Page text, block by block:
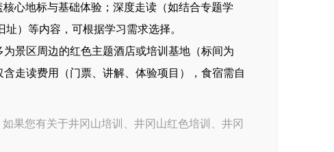
心地标与基础体验；深度走读（如结合专题学
）等内容，可根据学习需求选择。
景区周边的红色主题酒店或培训基地（标间为
含走读费用（门票、讲解、体验项目），食宿需自
果您有关于井冈山培训 、井冈山红色培训 、井冈